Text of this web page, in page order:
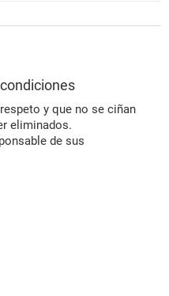
y que no se ciñan
eliminados.
de sus